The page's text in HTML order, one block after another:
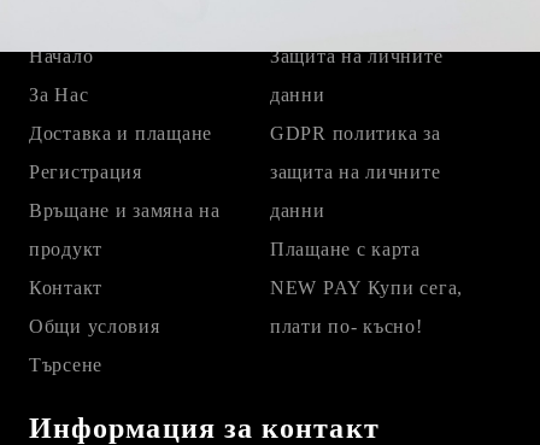
Начало
За Нас
Доставка и плащане
Регистрация
Връщане и замяна на
продукт
Контакт
Общи условия
Търсене
Защита на личните
данни
GDPR политика за
защита на личните
данни
Плащане с карта
NEW PAY Купи сега,
плати по- късно!
Информация за контакт